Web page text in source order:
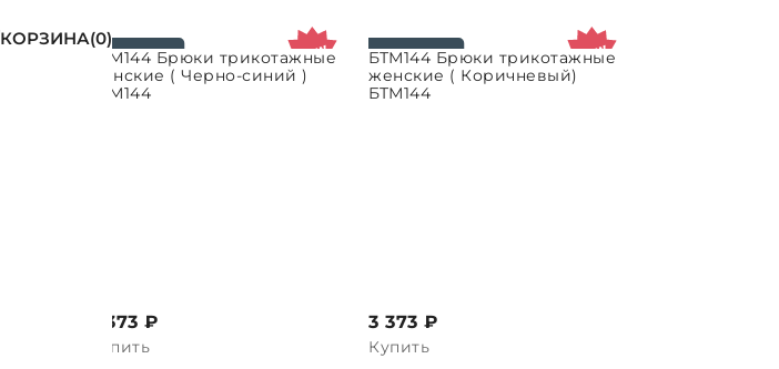
КОРЗИНА 0
ВЫБРАТЬ ПАРАМЕТРЫБТМ144 Брюки трикотажные
женские ( Черно-синий )
БТМ144
3 373 ₽
Купить
ВЫБРАТЬ ПАРАМЕТРЫБТМ144 Брюки трикотажные
женские ( Коричневый)
БТМ144
3 373 ₽
Купить